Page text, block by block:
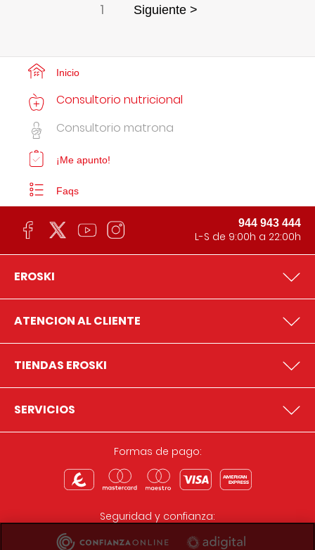
1 Siguiente >
Inicio
Consultorio nutricional
Consultorio matrona
¡Me apunto!
Faqs
944 943 444
L-S de 9:00h a 22:00h
EROSKI
ATENCION AL CLIENTE
TIENDAS EROSKI
SERVICIOS
Formas de pago:
Seguridad y confianza: